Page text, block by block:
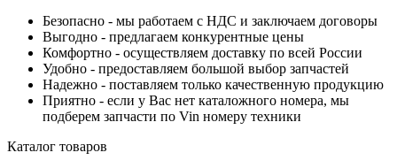
Безопасно - мы работаем с НДС и заключаем договоры
Выгодно - предлагаем конкурентные цены
Комфортно - осуществляем доставку по всей России
Удобно - предоставляем большой выбор запчастей
Надежно - поставляем только качественную продукцию
Приятно - если у Вас нет каталожного номера, мы
подберем запчасти по Vin номеру техники
Каталог товаров